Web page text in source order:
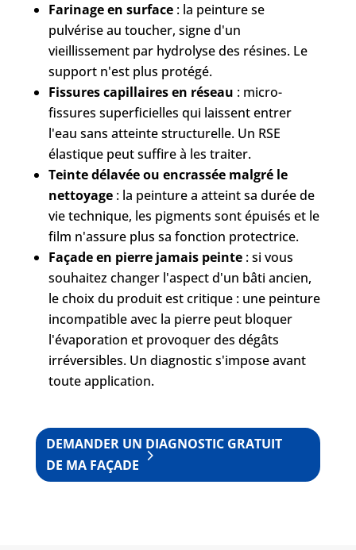
Farinage en surface: la peinture se
pulvérise au toucher, signe d'un
vieillissement par hydrolyse des résines. Le
support n'est plus protégé.
Fissures capillaires en réseau : micro-
fissures superficielles qui laissent entrer
l'eau sans atteinte structurelle. Un RSE
élastique peut suffire à les traiter.
Teinte délavée ou encrassée malgré le
nettoyage: la peinture a atteint sa durée de
vie technique, les pigments sont épuisés et le
film n'assure plus sa fonction protectrice.
Façade en pierre jamais peinte: si vous
souhaitez changer l'aspect d'un bâti ancien,
le choix du produit est critique : une peinture
incompatible avec la pierre peut bloquer
l'évaporation et provoquer des dégâts
irréversibles. Un diagnostic s'impose avant
toute application.
DEMANDER UN DIAGNOSTIC GRATUIT
DE MA FAÇADE